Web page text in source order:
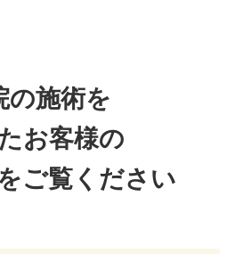
の施術を
お客様の
ご覧ください